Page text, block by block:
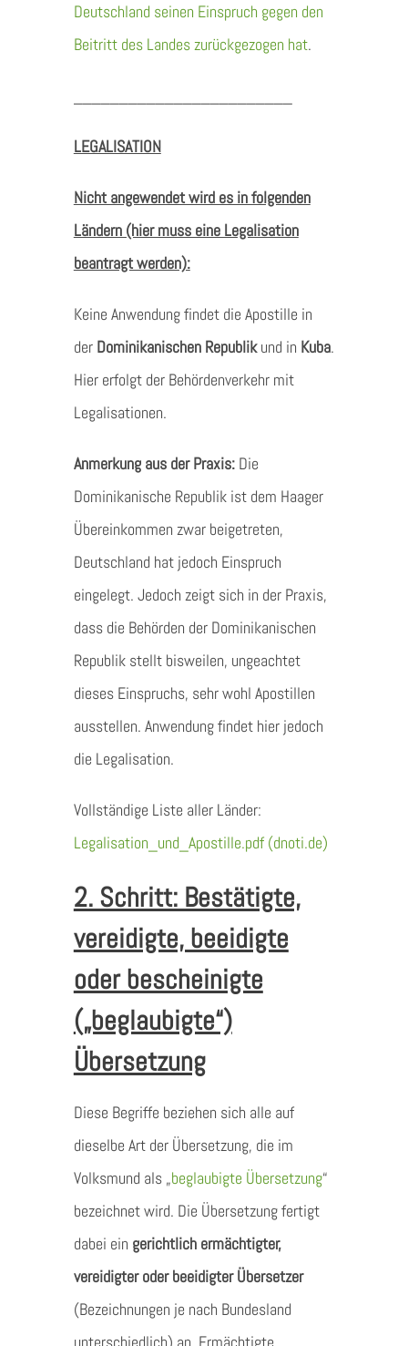
Deutschland seinen Einspruch gegen den
Beitritt des Landes zurückgezogen hat.
LEGALISATION
Nicht angewendet wird es in folgenden
Ländern (hier muss eine Legalisation
beantragt werden):
Keine Anwendung findet die Apostille in
der Dominikanischen Republikund in Kuba.
Hier erfolgt der Behördenverkehr mit
Legalisationen.
Anmerkung aus der Praxis:Die
Dominikanische Republik ist dem Haager
Übereinkommen zwar beigetreten,
Deutschland hat jedoch Einspruch
eingelegt. Jedoch zeigt sich in der Praxis,
dass die Behörden der Dominikanischen
Republik stellt bisweilen, ungeachtet
dieses Einspruchs, sehr wohl Apostillen
ausstellen. Anwendung findet hier jedoch
die Legalisation.
Vollständige Liste aller Länder:
Legalisation_und_Apostille.pdf (dnoti.de)
2. Schritt: Bestätigte,
vereidigte, beeidigte
oder bescheinigte
(„beglaubigte“)
Übersetzung
Diese Begriffe beziehen sich alle auf
dieselbe Art der Übersetzung, die im
Volksmund als „beglaubigte Übersetzung“
bezeichnet wird. Die Übersetzung fertigt
dabei ein gerichtlich ermächtigter,
vereidigter oder beeidigter Übersetzer
(Bezeichnungen je nach Bundesland